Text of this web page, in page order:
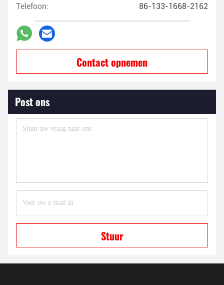
Telefoon: 86-133-1668-2162
Contact opnemen
Post ons
Stuur